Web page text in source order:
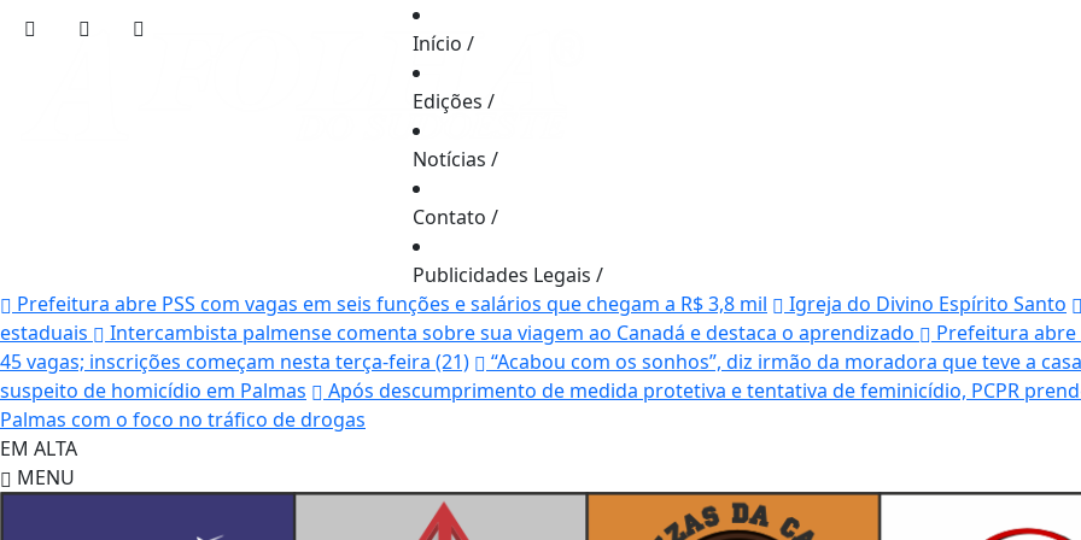
Início /
Edições /
Notícias /
Contato /
Publicidades Legais /
Prefeitura abre PSS com vagas em seis funções e salários que chegam a R$ 3,8 mil
Igreja do Divino Espírito Santo
estaduais
Intercambista palmense comenta sobre sua viagem ao Canadá e destaca o aprendizado
Prefeitura abre
45 vagas; inscrições começam nesta terça-feira (21)
“Acabou com os sonhos”, diz irmão da moradora que teve a
suspeito de homicídio em Palmas
Após descumprimento de medida protetiva e tentativa de feminicídio, PCPR
Palmas com o foco no tráfico de drogas
EM ALTA
MENU